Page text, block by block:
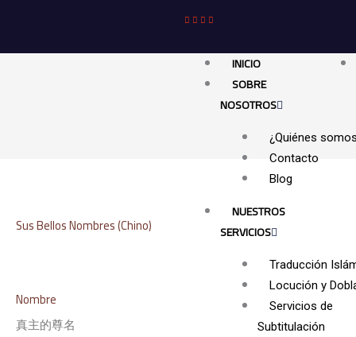
contenido
INICIO
SOBRE
NOSOTROS
¿Quiénes
Contacto
Blog
NUESTROS
SERVICIOS
Traducción
Locución y
Servicios de
Subtitulación
Sus Bellos Nombres (Chino)
Nombre
真主的尊名